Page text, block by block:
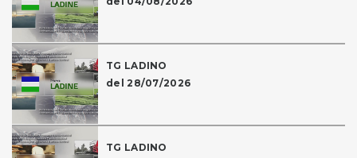
TG LADINO
del 28/07/2026
TG LADINO